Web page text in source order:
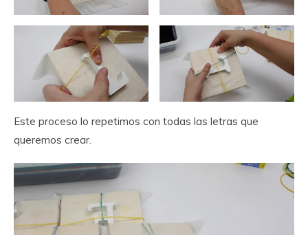
Este proceso lo repetimos con todas las letras que
queremos crear.